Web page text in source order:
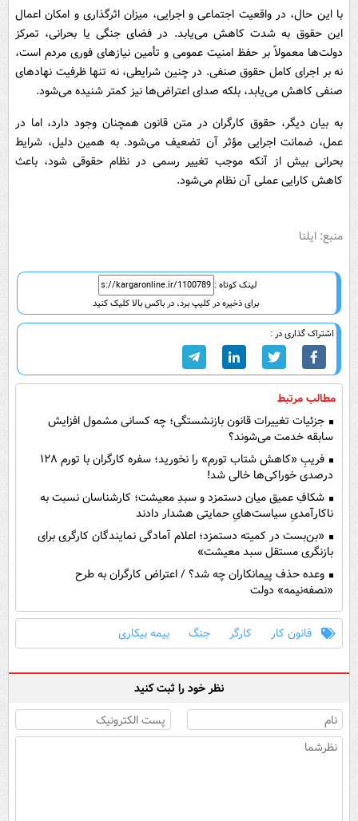
با این حال، در واقعیت اجتماعی و اجرایی، میزان اثرگذاری و امکان اعمال
این حقوق به شدت کاهش می‌یابد. در فضای جنگی یا بحرانی، تمرکز
دولت‌ها معمولاً بر حفظ امنیت عمومی و تأمین نیازهای فوری مردم است،
نه بر اجرای کامل حقوق صنفی. در چنین شرایطی، نه تنها ظرفیت نهادهای
صنفی کاهش می‌یابد، بلکه صدای اعتراض‌ها نیز کمتر شنیده می‌شود.
به بیان دیگر، حقوق کارگران در متن قانون همچنان وجود دارد، اما در
عمل، ضمانت اجرایی مؤثر آن تضعیف می‌شود. به همین دلیل، شرایط
بحرانی بیش از آنکه موجب تغییر رسمی در نظام حقوقی شود، باعث
کاهش کارایی عملی آن نظام می‌شود.
منبع: ایلنا
لینک کوتاه :
برای ذخیره در کلیپ برد، در باکس بالا کلیک کنید
اشتراک گذاری در :
مطالب مرتبط
جزئیات تغییرات قانون بازنشستگی؛ چه کسانی مشمول افزایش
سابقه خدمت می‌شوند؟
فریبِ «کاهش شتاب تورم» را نخورید؛ سفره کارگران با تورم ۱۲۸
درصدی خوراکی‌ها خالی شد!
شکافِ عمیق میان دستمزد و سبدِ معیشت؛ کارشناسان نسبت به
ناکارآمدیِ سیاست‌هایِ حمایتی هشدار دادند
«بن‌بست در کمیته دستمزد؛ اعلام آمادگی نمایندگان کارگری برای
بازنگری مستقل سبد معیشت»
وعده حذف پیمانکاران چه شد؟ / اعتراض کارگران به طرح
«نصفه‌نیمه» دولت
قانون کار کارگر جنگ بیمه بیکاری
نظر خود را ثبت کنید